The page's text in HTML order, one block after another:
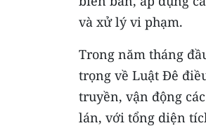
và xử lý vi phạm.
Trong năm tháng
trọng về Luật Ðê
truyền, vận động
lán, với tổng diện